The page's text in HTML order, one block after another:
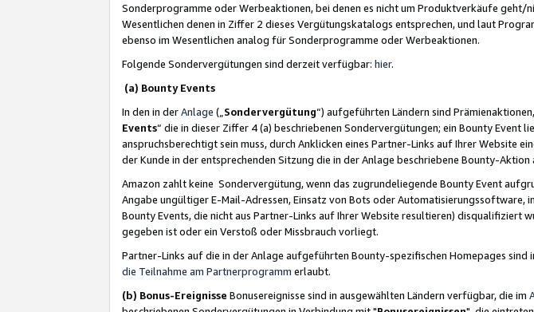
Sonderprogramme oder Werbeaktionen, bei denen es nicht um Produktverkäufe
Wesentlichen denen in Ziffer 2 dieses Vergütungskatalogs entsprechen, und laut
ebenso im Wesentlichen analog für Sonderprogramme oder Werbeaktionen.
Folgende Sondervergütungen sind derzeit verfügbar: hier.
(a) Bounty Events
In den in derAnlage („ Sondervergütung“) aufgeführten Ländern sind
Events“ die in dieser Ziffer 4 (a) beschriebenen Sondervergütungen; ein Bounty Event
anspruchsberechtigt sein muss, durch Anklicken eines Partner-Links auf Ihrer Website
der Kunde in der entsprechenden Sitzung die in der Anlage beschriebene Bounty-Aktion
Amazon zahlt keine Sondervergütung, wenn das zugrundeliegende Bounty Event
Angabe ungültiger E-Mail-Adressen, Einsatz von Bots oder Automatisierungssoftware,
Bounty Events, die nicht aus Partner-Links auf Ihrer Website resultieren) disqualifiziert
gegeben ist oder ein Verstoß oder Missbrauch vorliegt.
Partner-Links auf die in der Anlage aufgeführten Bounty-spezifischen Homepages
die Teilnahme am Partnerprogramm erlaubt.
(b) Bonus-Ereignisse Bonusereignisse sind in ausgewählten Ländern verfügbar, die im